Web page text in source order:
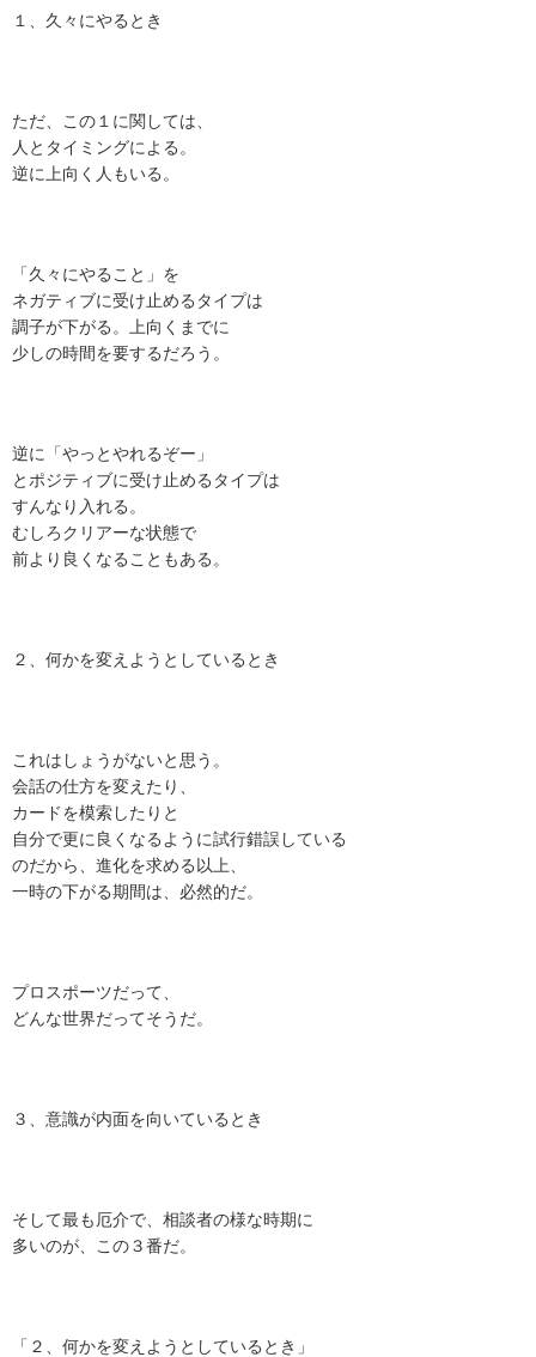
１、久々にやるとき
ただ、この１に関しては、
人とタイミングによる。
逆に上向く人もいる。
「久々にやること」を
ネガティブに受け止めるタイプは
調子が下がる。上向くまでに
少しの時間を要するだろう。
逆に「やっとやれるぞー」
とポジティブに受け止めるタイプは
すんなり入れる。
むしろクリアーな状態で
前より良くなることもある。
２、何かを変えようとしているとき
これはしょうがないと思う。
会話の仕方を変えたり、
カードを模索したりと
自分で更に良くなるように試行錯誤している
のだから、進化を求める以上、
一時の下がる期間は、必然的だ。
プロスポーツだって、
どんな世界だってそうだ。
３、意識が内面を向いているとき
そして最も厄介で、相談者の様な時期に
多いのが、この３番だ。
「２、何かを変えようとしているとき」